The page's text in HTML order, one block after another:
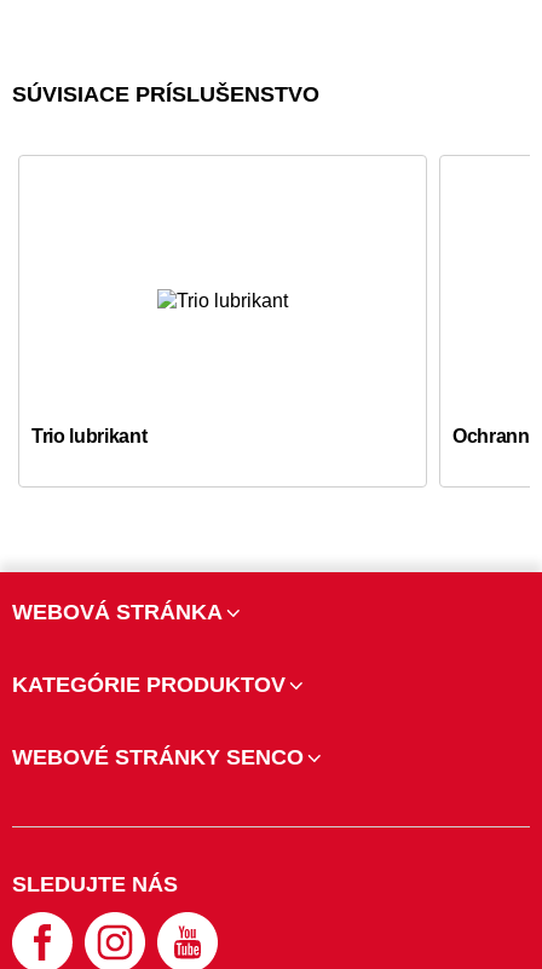
SÚVISIACE PRÍSLUŠENSTVO
Trio lubrikant
WEBOVÁ STRÁNKA
KATEGÓRIE PRODUKTOV
WEBOVÉ STRÁNKY SENCO
SLEDUJTE NÁS